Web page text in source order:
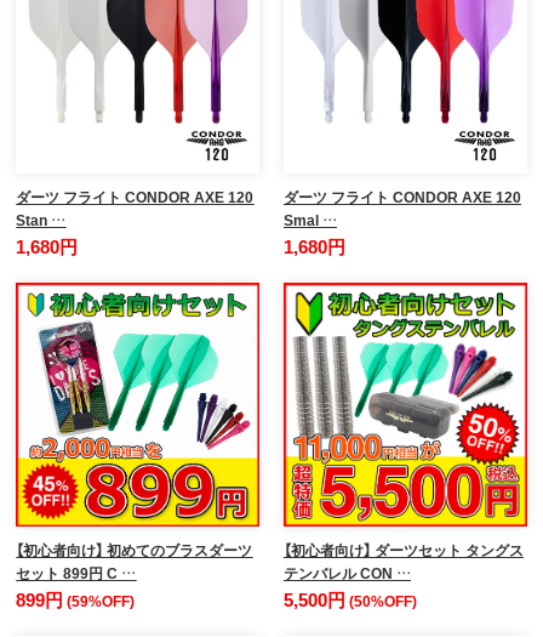
ダーツ フライト CONDOR AXE 120
Stan …
1,680円
ダーツ フライト CONDOR AXE 120
Smal …
1,680円
【初心者向け】 初めてのブラスダーツ
セット 899円 C …
899円(59%OFF)
【初心者向け】 ダーツセット タングス
テンバレル CON …
5,500円 (50%OFF)